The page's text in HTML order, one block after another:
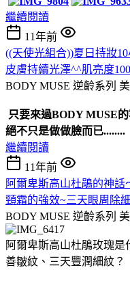
繼續閱讀
11年前
((天使光組合))夏日持妝
皮膚持續光澤^^肌亮度
BODY MUSE 逆齡系列
只要來過BODY MUSE
絕不只是做做臉而已........
繼續閱讀
11年前
阿爾卑斯高山杜鵑的神
頸霜的強效~三天眼周除
BODY MUSE 逆齡系列
阿爾卑斯高山杜鵑玫瑰是
善皺紋、三天豐潤細紋？